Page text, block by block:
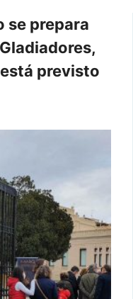
se prepara
está previsto